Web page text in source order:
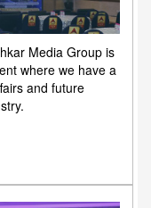
Media Group is
where we have a
and future